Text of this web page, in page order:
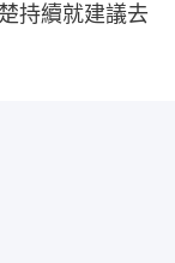
持續就建議去